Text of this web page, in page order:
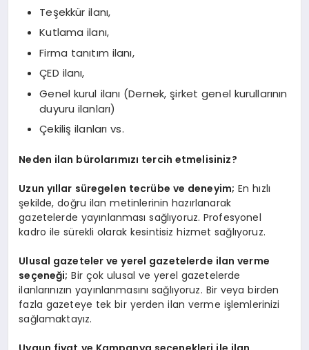
Teşekkür ilanı,
Kutlama ilanı,
Firma tanıtım ilanı,
ÇED ilanı,
Genel kurul ilanı (Dernek, şirket genel kurullarının
duyuru ilanları)
Çekiliş ilanları vs.
Neden ilan bürolarımızı tercih etmelisiniz?
Uzun yıllar süregelen tecrübe ve deneyim; En hızlı
şekilde, doğru ilan metinlerinin hazırlanarak
gazetelerde yayınlanması sağlıyoruz. Profesyonel
kadro ile sürekli olarak kesintisiz hizmet sağlıyoruz.
Ulusal gazeteler ve yerel gazetelerde ilan verme
seçeneği; Bir çok ulusal ve yerel gazetelerde
ilanlarınızın yayınlanmasını sağlıyoruz. Bir veya birden
fazla gazeteye tek bir yerden ilan verme işlemlerinizi
sağlamaktayız.